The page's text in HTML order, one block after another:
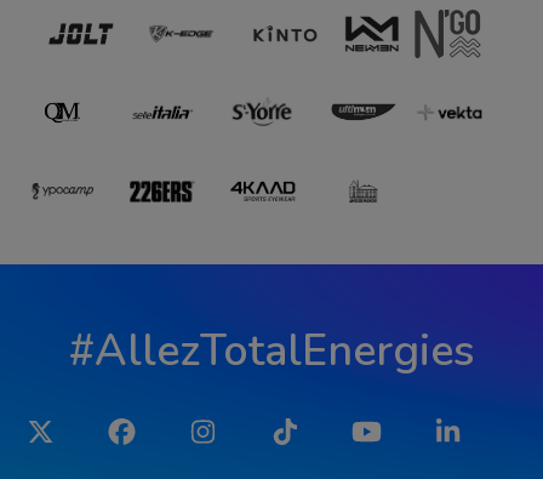
#AllezTotalEnergies
Twitter Facebook Instagram Tiktok YouTube LinkedIn